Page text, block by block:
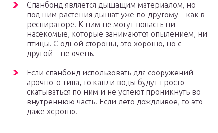
Спанбонд является дышащим материалом, но
под ним растения дышат уже по-другому – как в
респираторе. К ним не могут попасть ни
насекомые, которые занимаются опылением, ни
птицы. С одной стороны, это хорошо, но с
другой – не очень.
Если спанбонд использовать для сооружений
арочного типа, то капли воды будут просто
скатываться по ним и не успеют проникнуть во
внутреннюю часть. Если лето дождливое, то это
даже хорошо.